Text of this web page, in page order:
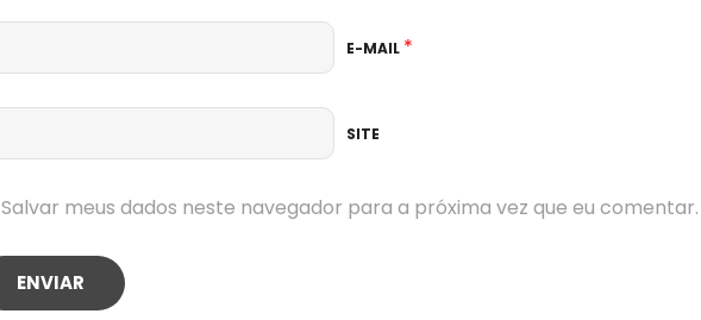
E-MAIL *
SITE
Salvar meus dados neste navegador para a próxima vez que eu comentar.